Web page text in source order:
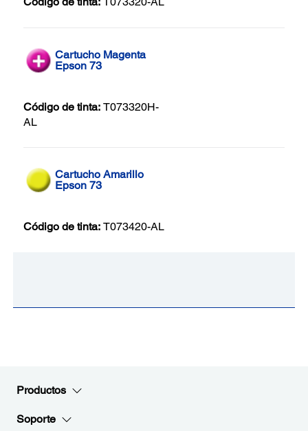
Cartucho Magenta
Epson 73
Código de tinta: T073320H-
AL
Cartucho Amarillo
Epson 73
Código de tinta: T073420-AL
Productos
Soporte